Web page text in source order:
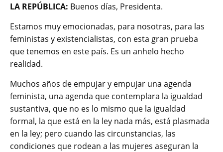
LA REPÚBLICA: Buenos días, Presidenta.
Estamos muy emocionadas, para nosotras, para las
feministas y existencialistas, con esta gran prueba
que tenemos en este país. Es un anhelo hecho
realidad.
Muchos años de empujar y empujar una agenda
feminista, una agenda que contemplara la igualdad
sustantiva, que no es lo mismo que la igualdad
formal, la que está en la ley nada más, está plasmada
en la ley; pero cuando las circunstancias, las
condiciones que rodean a las mujeres aseguran la